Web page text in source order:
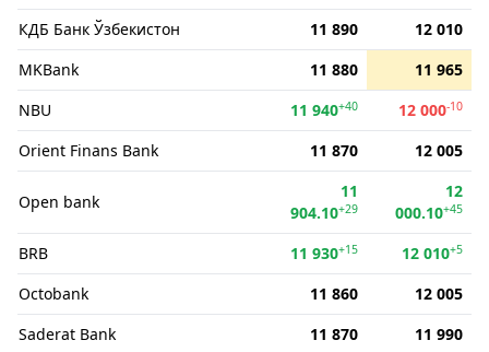
КДБ Банк Ўзбекистон
11 890
12 010
MKBank
11 880
11 965
NBU
11 940+40 12 000-10
Orient Finans Bank 11 870 12 005
Open bank
11
904.10+29
12
000.10+45
BRB 11 930+15 12 010+5
Octobank 11 860
12 005
Saderat Bank
11 870
11 990